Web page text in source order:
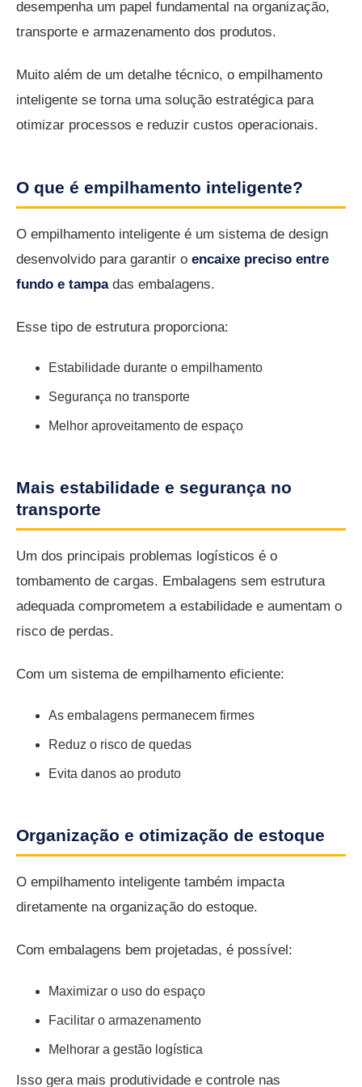
desempenha um papel fundamental na organização,
transporte e armazenamento dos produtos.
Muito além de um detalhe técnico, o empilhamento
inteligente se torna uma solução estratégica para
otimizar processos e reduzir custos operacionais.
O que é empilhamento inteligente?
O empilhamento inteligente é um sistema de design
desenvolvido para garantir o encaixe preciso entre
fundo e tampadas embalagens.
Esse tipo de estrutura proporciona:
Estabilidade durante o empilhamento
Segurança no transporte
Melhor aproveitamento de espaço
Mais estabilidade e segurança no
transporte
Um dos principais problemas logísticos é o
tombamento de cargas. Embalagens sem estrutura
adequada comprometem a estabilidade e aumentam o
risco de perdas.
Com um sistema de empilhamento eficiente:
As embalagens permanecem firmes
Reduz o risco de quedas
Evita danos ao produto
Organização e otimização de estoque
O empilhamento inteligente também impacta
diretamente na organização do estoque.
Com embalagens bem projetadas, é possível:
Maximizar o uso do espaço
Facilitar o armazenamento
Melhorar a gestão logística
Isso gera mais produtividade e controle nas